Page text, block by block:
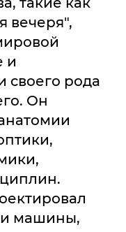
вечеря",
и
своего рода
Он
и машины,